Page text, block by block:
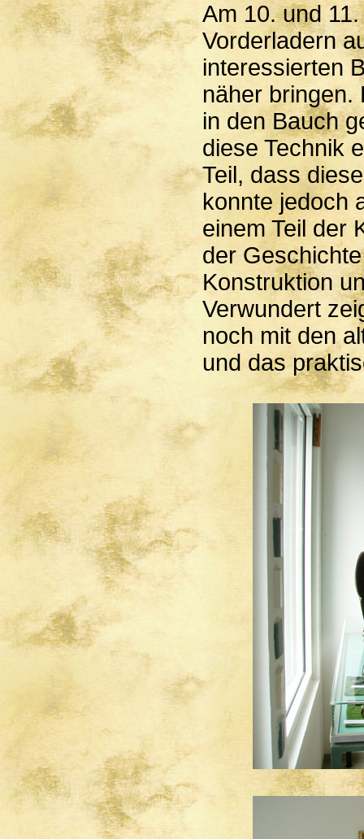
Am 10. und
Vorderladern
interessierten
näher bringen.
in den Bauch
diese Technik
Teil, dass
konnte jedoch
einem Teil der
der
Konstruktion
Verwundert
noch mit den
und das